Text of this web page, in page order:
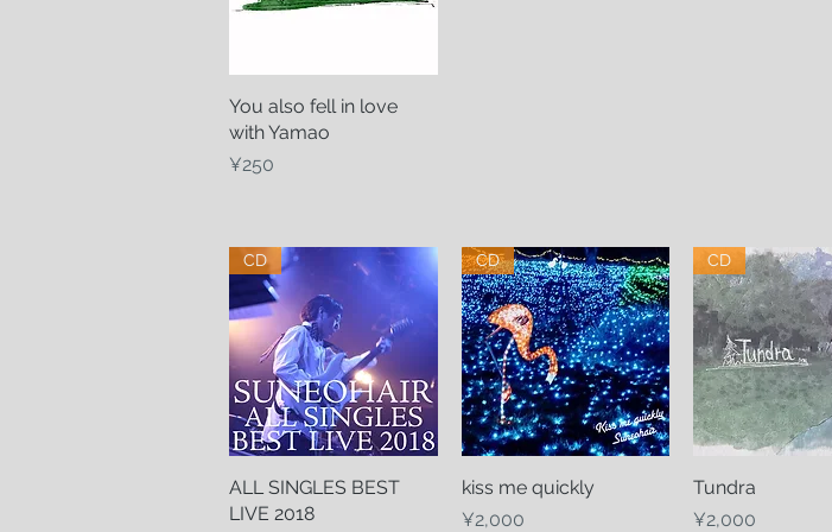
Quick View
You also fell in love
with Yamao
Price
¥250
Quick View
CD
ALL SINGLES BEST
LIVE 2018
Quick View
CD
kiss me quickly
Price
¥2,000
Quick View
CD
Tundra
Price
¥2,000